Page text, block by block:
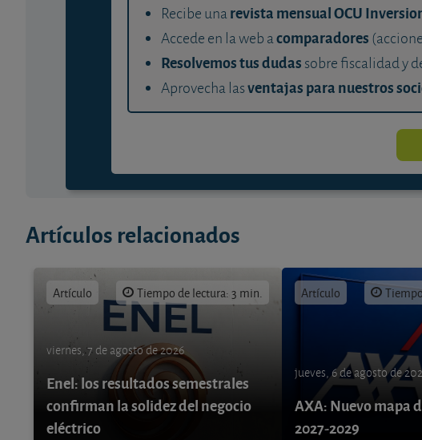
Recibe unarevista mensual OCU
Accede en la web acomparadores
Resolvemos tus dudas sobre fiscalidad y
Aprovecha lasventajas para nuestros
Artículos relacionados
Artículo Tiempo de lectura: 3 min.
viernes, 7 de agosto de 2026
Enel: los resultados semestrales
confirman la solidez del negocio
eléctrico
Artículo
jueves, 6 de agosto de
AXA: Nuevo mapa
2027-2029